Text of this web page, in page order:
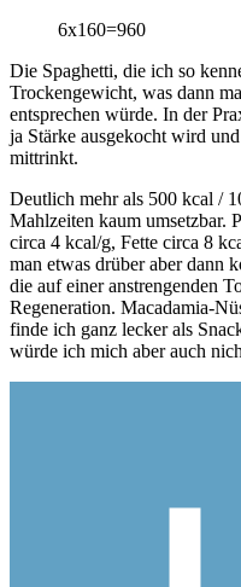
6x160=960
Die Spaghetti, die ich so
Trockengewicht, was dann
entsprechen würde. In der
ja Stärke ausgekocht wird
mittrinkt.
Deutlich mehr als 500 kcal /
Mahlzeiten kaum umsetzbar.
circa 4 kcal/g, Fette circa 8
man etwas drüber aber dann
die auf einer anstrengenden
Regeneration. Macadamia-
finde ich ganz lecker als
würde ich mich aber auch